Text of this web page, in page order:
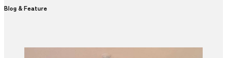
Blog & Feature